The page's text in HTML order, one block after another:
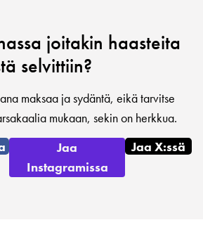
joitakin haasteita
selvittiin?
maksaa ja sydäntä, eikä tarvitse
mukaan, sekin on herkkua.
Jaa
Instagramissa
Jaa X:ssä